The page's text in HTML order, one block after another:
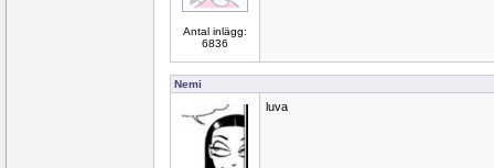
Antal inlägg:
6836
Nemi
luva